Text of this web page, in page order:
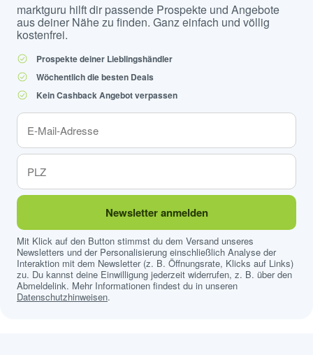
marktguru hilft dir passende Prospekte und Angebote
aus deiner Nähe zu finden. Ganz einfach und völlig
kostenfrei.
Prospekte deiner Lieblingshändler
Wöchentlich die besten Deals
Kein Cashback Angebot verpassen
Newsletter anmelden
Mit Klick auf den Button stimmst du dem Versand unseres
Newsletters und der Personalisierung einschließlich Analyse der
Interaktion mit dem Newsletter (z. B. Öffnungsrate, Klicks auf Links)
zu. Du kannst deine Einwilligung jederzeit widerrufen, z. B. über den
Abmeldelink. Mehr Informationen findest du in unseren
Datenschutzhinweisen.